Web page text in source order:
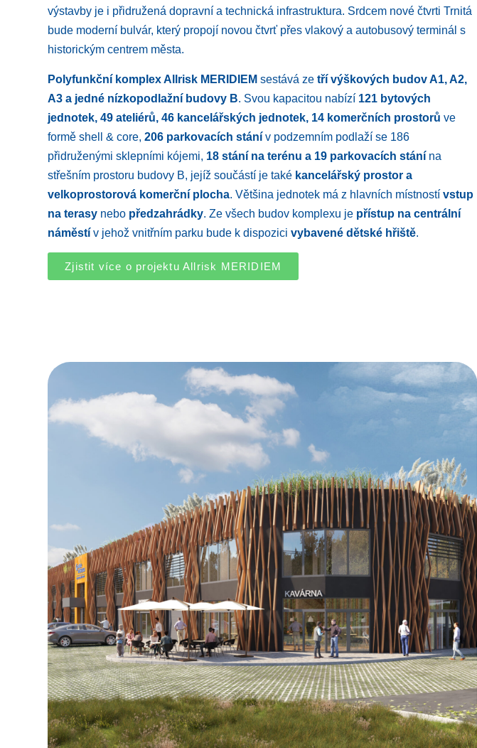
Koupit dluhopisy Více o projetku
výstavby je i přidružená dopravní a technická infrastruktura. Srdcem nové čtvrti Trnitá
bude moderní bulvár, který propojí novou čtvrť přes vlakový a autobusový terminál s
historickým centrem města.
Polyfunkční komplex Allrisk MERIDIEM sestává zetří výškových budov A1, A2,
A3 a jedné nízkopodlažní budovy B. Svou kapacitou nabízí 121 bytových
jednotek, 49 ateliérů, 46 kancelářských jednotek, 14 komerčních prostorů ve
formě shell & core,206 parkovacích stání v podzemním podlaží se 186
přidruženými sklepními kójemi, 18 stání na terénu a 19 parkovacích stání na
střešním prostoru budovy B, jejíž součástí je také kancelářský prostor a
velkoprostorová komerční plocha. Většina jednotek má z hlavních místnostívstup
na terasy nebo předzahrádky. Ze všech budov komplexu je přístup na centrální
náměstí v jehož vnitřním parku bude k dispozicivybavené dětské hřiště.
Zjistit více o projektu Allrisk MERIDIEM